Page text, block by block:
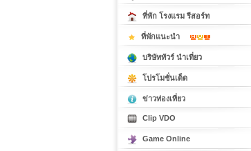
ที่พัก โรงแรม รีสอร์ท
ที่พักแนะนำ
บริษัททัวร์ นำเที่ยว
โปรโมชั่นเด็ด
ข่าวท่องเที่ยว
Clip VDO
Game Online